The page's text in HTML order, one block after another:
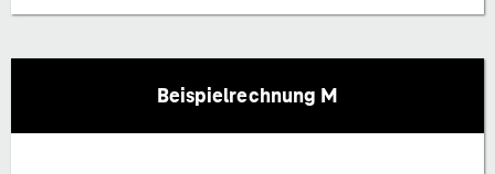
Beispielrechnung M